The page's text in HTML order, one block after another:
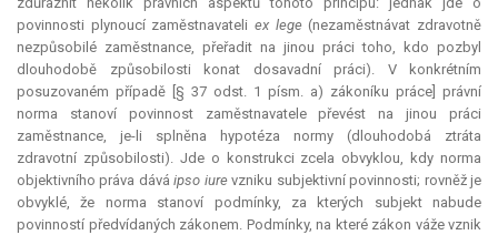
povinnosti plynoucí zaměstnavateli ex lege(nezaměstnávat zdravotně
nezpůsobilé zaměstnance, přeřadit na jinou práci toho, kdo pozbyl
dlouhodobě způsobilosti konat dosavadní práci). V konkrétním
posuzovaném případě [§ 37 odst. 1 písm. a) zákoníku práce] právní
norma stanoví povinnost zaměstnavatele převést na jinou práci
zaměstnance, je-li splněna hypotéza normy (dlouhodobá ztráta
zdravotní způsobilosti). Jde o konstrukci zcela obvyklou, kdy norma
objektivního práva dáváipso iurevzniku subjektivní povinnosti; rovněž je
obvyklé, že norma stanoví podmínky, za kterých subjekt nabude
povinností předvídaných zákonem. Podmínky, na které zákon váže vznik